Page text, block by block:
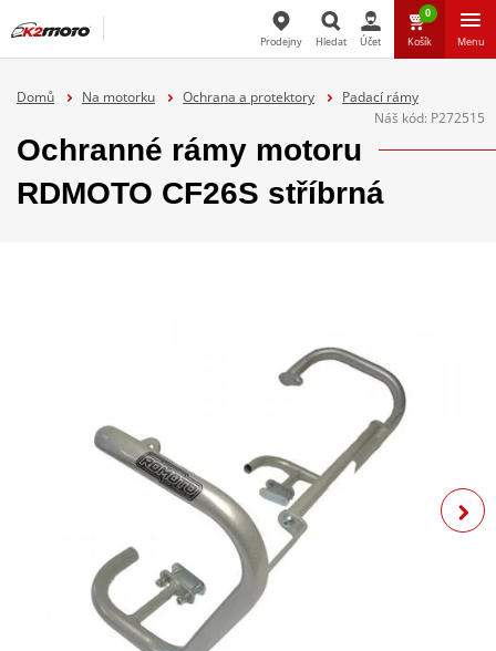
Hledat
Prodejny Hledat Účet
0
Košík Menu
Domů Na motorku Ochrana a protektory
Padací rámy
Náš kód: P272515
Ochranné rámy motoru
RDMOTO CF26S stříbrná